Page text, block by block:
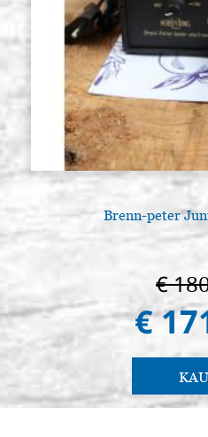
Brenn-peter
€
€